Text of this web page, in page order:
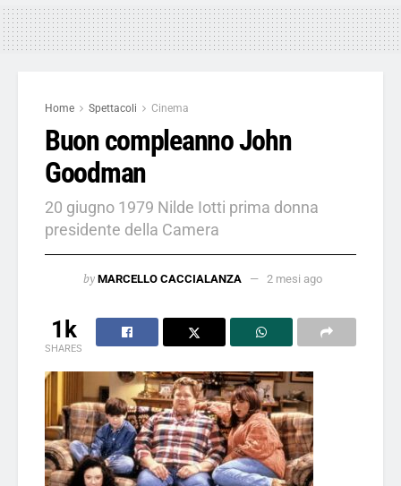
Home Spettacoli Cinema
Buon compleanno John
Goodman
20 giugno 1979 Nilde Iotti prima donna
presidente della Camera
by MARCELLO CACCIALANZA 2 mesi ago
1k
SHARES